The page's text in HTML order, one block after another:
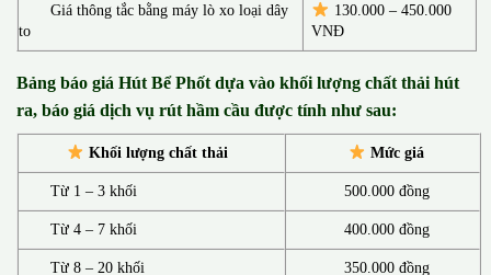
Giá thông tắc bằng máy lò xo loại dây
to
130.000 –450.000
VNĐ
Bảng báo giá Hút Bể Phốt dựa vào khối lượng chất thải hút
ra, báo giá dịch vụ rút hầm cầu được tính như sau:
Khối lượng chất thải Mức giá
Từ 1 – 3 khối 500.000 đồng
Từ 4 – 7 khối 400.000 đồng
Từ 8 – 20 khối 350.000 đồng